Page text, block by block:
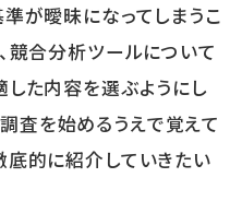
が曖昧になってしまうこ
競合分析ツールについて
た内容を選ぶようにし
査を始めるうえで覚えて
底的に紹介していきたい